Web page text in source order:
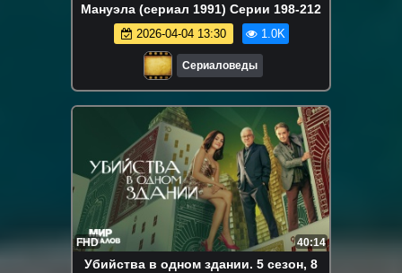
Мануэла (сериал 1991) Серии 198-212
2026-04-04 13:30 1.0K
Сериаловеды
FHD 40:14
Убийства в одном здании. 5 сезон, 8